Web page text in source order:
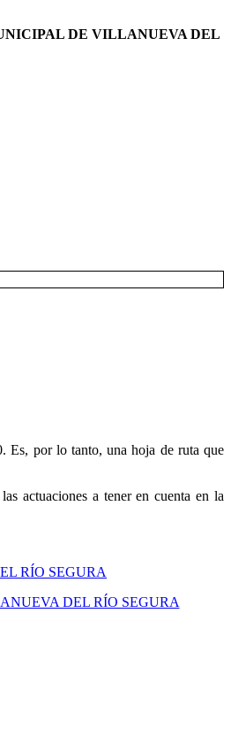
DE VILLANUEVA DEL
Es, por lo tanto, una hoja de ruta que
actuaciones a tener en cuenta en la
RÍO SEGURA
DEL RÍO SEGURA